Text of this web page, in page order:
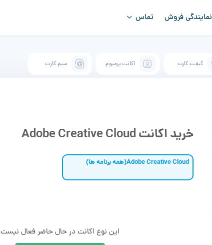
نمایندگی فروش تماس
گیفت کارت اکانت پرمیوم سیم کارت
خرید اکانت Adobe Creative Cloud
Adobe Creative Cloud(همه برنامه ها)
این نوع اکانت در حال حاضر فعال نیست